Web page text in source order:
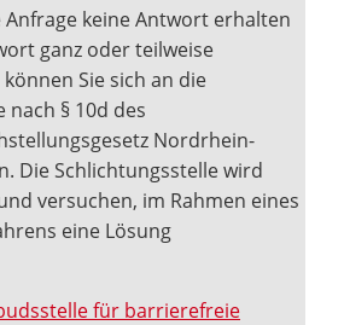
Anfrage keine Antwort erhalten
ganz oder teilweise
Sie sich an die
nach § 10d des
Nordrhein-
Die Schlichtungsstelle wird
versuchen, im Rahmen eines
eine Lösung
für barrierefreie